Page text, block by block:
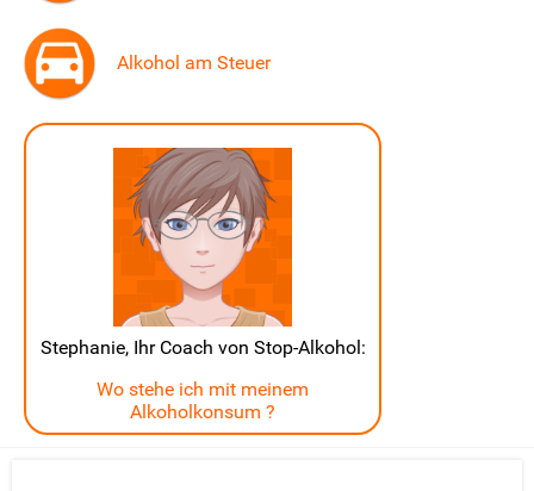
Alkohol am Steuer
Stephanie, Ihr Coach von Stop-Alkohol:
Wo stehe ich mit meinem
Alkoholkonsum ?